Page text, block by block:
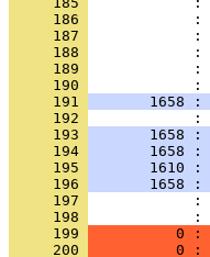
     186
     187
     188
     189
:
     190
     191
1658 :
     192
     193
1658 :
     194
1658 :
     195
1610 :
     196
1658 :
     197
     198
     199
0 :
     200
0 :